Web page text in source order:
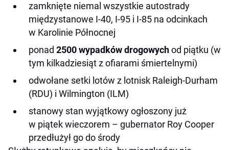
zamknięte niemal wszystkie autostrady
międzystanowe I-40, I-95 i I-85 na odcinkach
w Karolinie Północnej
ponad 2500 wypadków drogowychod piątku (w
tym kilkadziesiąt z ofiarami śmiertelnymi)
odwołane setki lotów z lotnisk Raleigh-Durham
(RDU) i Wilmington (ILM)
stanowy stan wyjątkowy ogłoszony już
w piątek wieczorem – gubernator Roy Cooper
przedłużył go do środy